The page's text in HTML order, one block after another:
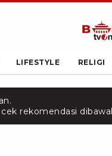
LIFESTYLE RELIGI
rekomendasi